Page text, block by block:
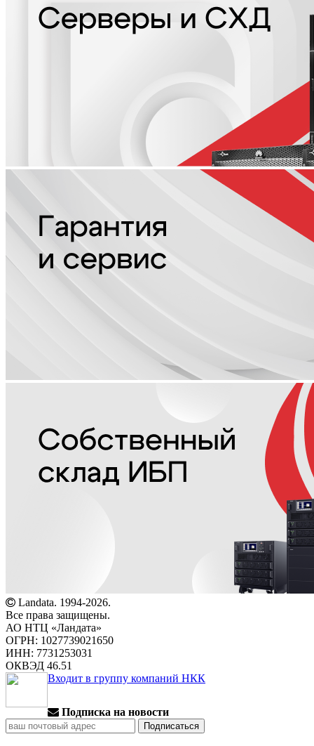
Landata. 1994-2026.
Все права защищены.
АО НТЦ «Ландата»
ОГРН: 1027739021650
ИНН: 7731253031
ОКВЭД 46.51
Входит в группу компаний НКК
Подписка на новости